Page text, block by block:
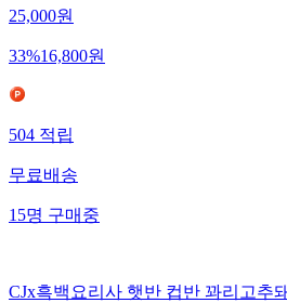
25,000원
33%16,800원
504적립
무료배송
15명구매중